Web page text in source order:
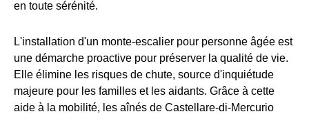
en toute sérénité.
L'installation d'un monte-escalier pour personne âgée est
une démarche proactive pour préserver la qualité de vie.
Elle élimine les risques de chute, source d'inquiétude
majeure pour les familles et les aidants. Grâce à cette
aide à la mobilité, les aînés de Castellare-di-Mercurio